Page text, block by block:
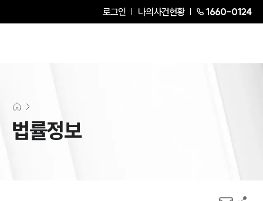
로그인 나의사건현황 1660-0124
법률정보